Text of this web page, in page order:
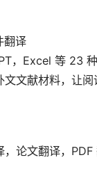
翻译
，Excel 等 23
文文献材料，让
，论文翻译，